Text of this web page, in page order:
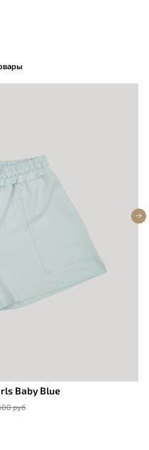
Baby Blue
руб